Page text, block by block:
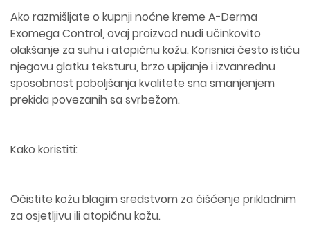
Ako razmišljate o kupnji noćne kreme A-Derma
Exomega Control, ovaj proizvod nudi učinkovito
olakšanje za suhu i atopičnu kožu. Korisnici često ističu
njegovu glatku teksturu, brzo upijanje i izvanrednu
sposobnost poboljšanja kvalitete sna smanjenjem
prekida povezanih sa svrbežom.
Kako koristiti:
Očistite kožu blagim sredstvom za čišćenje prikladnim
za osjetljivu ili atopičnu kožu.